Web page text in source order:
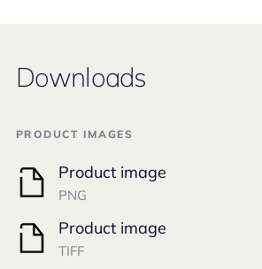
Downloads
PRODUCT IMAGES
Product image
PNG
Product image
TIFF